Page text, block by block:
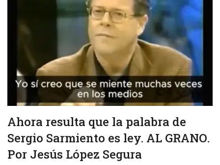
Ahora resulta que la palabra de
Sergio Sarmiento es ley. AL GRANO.
Por Jesús López Segura